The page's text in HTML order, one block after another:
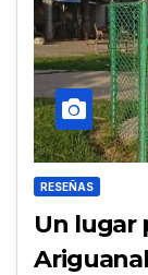
RESEÑAS
Un lugar